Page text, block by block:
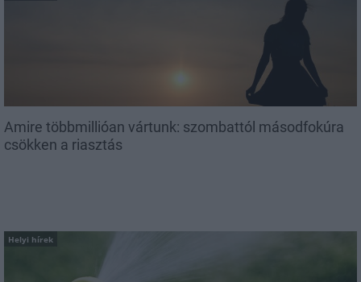
Amire többmillióan vártunk: szombattól másodfokúra
csökken a riasztás
Helyi hírek